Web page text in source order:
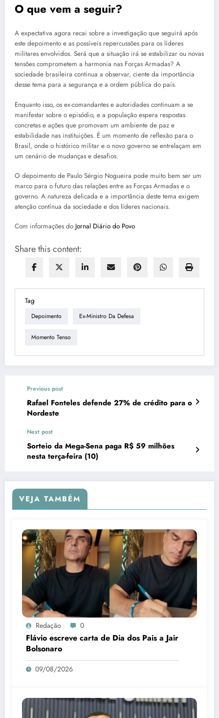
O que vem a seguir?
A expectativa agora recai sobre a investigação que seguirá após
este depoimento e as possíveis repercussões para os líderes
militares envolvidos. Será que a situação irá se estabilizar ou novas
tensões comprometem a harmonia nas Forças Armadas? A
sociedade brasileira continua a observar, ciente da importância
desse tema para a segurança e a ordem pública do país.
Enquanto isso, os ex-comandantes e autoridades continuam a se
manifestar sobre o episódio, e a população espera respostas
concretas e ações que promovam um ambiente de paz e
estabilidade nas instituições. É um momento de reflexão para o
Brasil, onde o histórico militar e o novo governo se entrelaçam em
um cenário de mudanças e desafios.
O depoimento de Paulo Sérgio Nogueira pode muito bem ser um
marco para o futuro das relações entre as Forças Armadas e o
governo. A natureza delicada e a importância deste tema exigem
atenção contínua da sociedade e dos líderes nacionais.
Com informações do Jornal Diário do Povo
Share this content:
Tag
Depoimento Ex-Ministro Da Defesa
Momento Tenso
Previous post
Rafael Fonteles defende 27% de crédito para o
Nordeste
Next post
Sorteio da Mega-Sena paga R$ 59 milhões
nesta terça-feira (10)
VEJA TAMBÉM
Redação 0
Flávio escreve carta de Dia dos Pais a Jair
Bolsonaro
09/08/2026